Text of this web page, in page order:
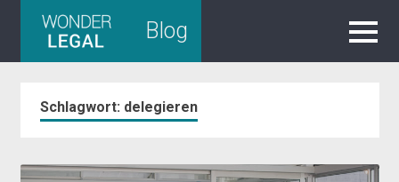
Blog
Schlagwort: delegieren